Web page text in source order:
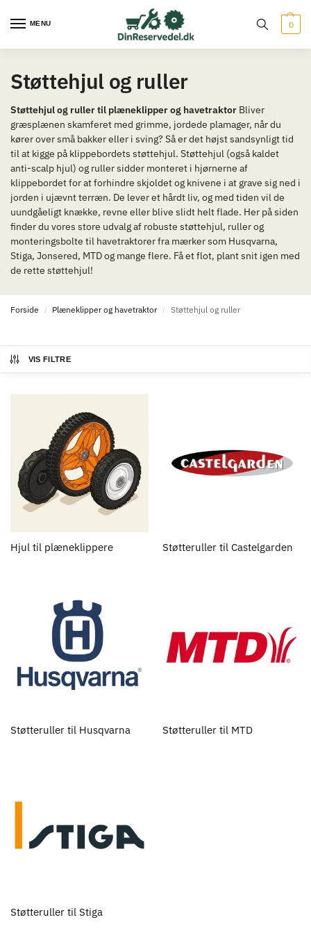
MENU 0
Støttehjul og ruller
Støttehjul og ruller til plæneklipper og havetraktor Bliver
græsplænen skamferet med grimme, jordede plamager, når du
kører over små bakker eller i sving? Så er det højst sandsynligt tid
til at kigge på klippebordets støttehjul. Støttehjul (også kaldet
anti-scalp hjul) og ruller sidder monteret i hjørnerne af
klippebordet for at forhindre skjoldet og knivene i at grave sig ned i
jorden i ujævnt terræn. De lever et hårdt liv, og med tiden vil de
uundgåeligt knække, revne eller blive slidt helt flade. Her på siden
finder du vores store udvalg af robuste støttehjul, ruller og
monteringsbolte til havetraktorer fra mærker som Husqvarna,
Stiga, Jonsered, MTD og mange flere. Få et flot, plant snit igen med
de rette støttehjul!
Forside / Plæneklipper og havetraktor / Støttehjul og ruller
VIS FILTRE
Hjul til plæneklippere Støtteruller til Castelgarden
Støtteruller til Husqvarna Støtteruller til MTD
Støtteruller til Stiga